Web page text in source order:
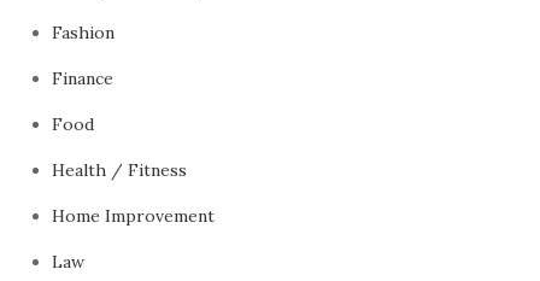
Fashion
Finance
Food
Health / Fitness
Home Improvement
Law